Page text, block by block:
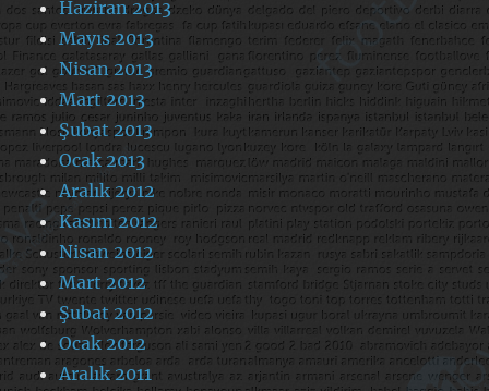
Haziran 2013
Mayıs 2013
Nisan 2013
Mart 2013
Şubat 2013
Ocak 2013
Aralık 2012
Kasım 2012
Nisan 2012
Mart 2012
Şubat 2012
Ocak 2012
Aralık 2011